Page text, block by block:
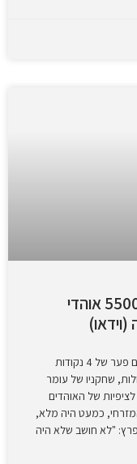
פנצ'ר בדרך לפלייאוף העליון: כ-5500 אוהדי
דווקא כשהם במומנטום אחרי הניצחון בסכנין ועם פער של 4 נקודות
שחקניו של עומר
עם הפסד 1:0, בניגוד לציפיות של האוהדים
כמעט היה מלא,
"לא חושב שלא היה